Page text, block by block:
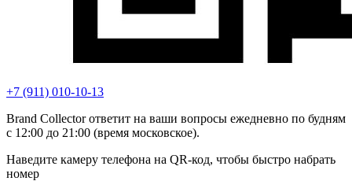
+7 (911) 010-10-13
Brand Collector ответит на ваши вопросы ежедневно по будням
с 12:00 до 21:00 (время московское).
Наведите камеру телефона на QR-код, чтобы быстро набрать
номер